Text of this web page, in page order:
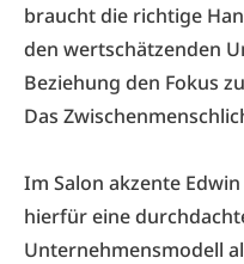
braucht die richtige
den wertschätzenden
Beziehung den Fokus
Das
Im Salon akzente
hierfür eine
Unternehmensmodell